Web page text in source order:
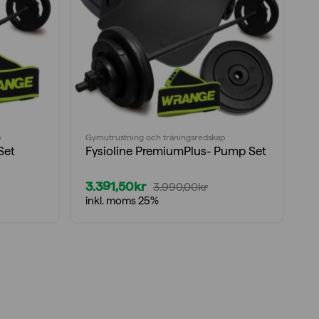
Gymutrustning och träningsredskap
Fysioline PremiumPlus- Pump Set
3.990,00kr
Det
3.391,50kr
Det
inkl. moms 25%